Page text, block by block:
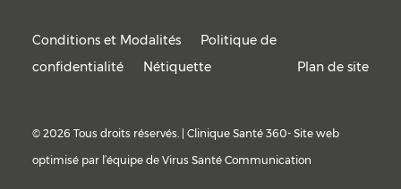
Conditions et Modalités
Politique de
confidentialité
Nétiquette Plan de site
© 2026 Tous droits réservés. | Clinique Santé 360- Site web
optimisé par l’équipe de Virus Santé Communication